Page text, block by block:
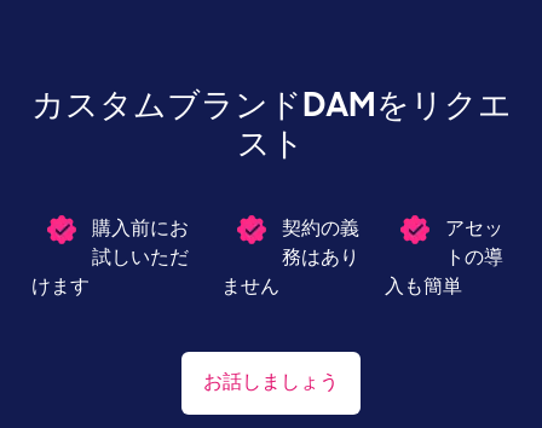
カスタムブランドDAMをリクエ
スト
Image
購入前にお
試しいただ
けます
Image
契約の義
務はあり
ません
Image
アセッ
トの導
入も簡単
お話しましょう